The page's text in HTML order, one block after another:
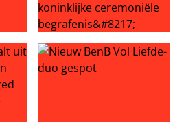
niet opnieuw samen: ‘Vieze Jack
Ongeloof en woede: